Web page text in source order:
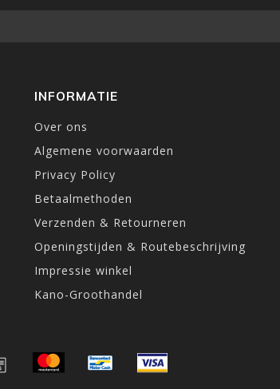
INFORMATIE
Over ons
Algemene voorwaarden
Privacy Policy
Betaalmethoden
Verzenden & Retourneren
Openingstijden & Routebeschrijving
Impressie winkel
Kano-Groothandel